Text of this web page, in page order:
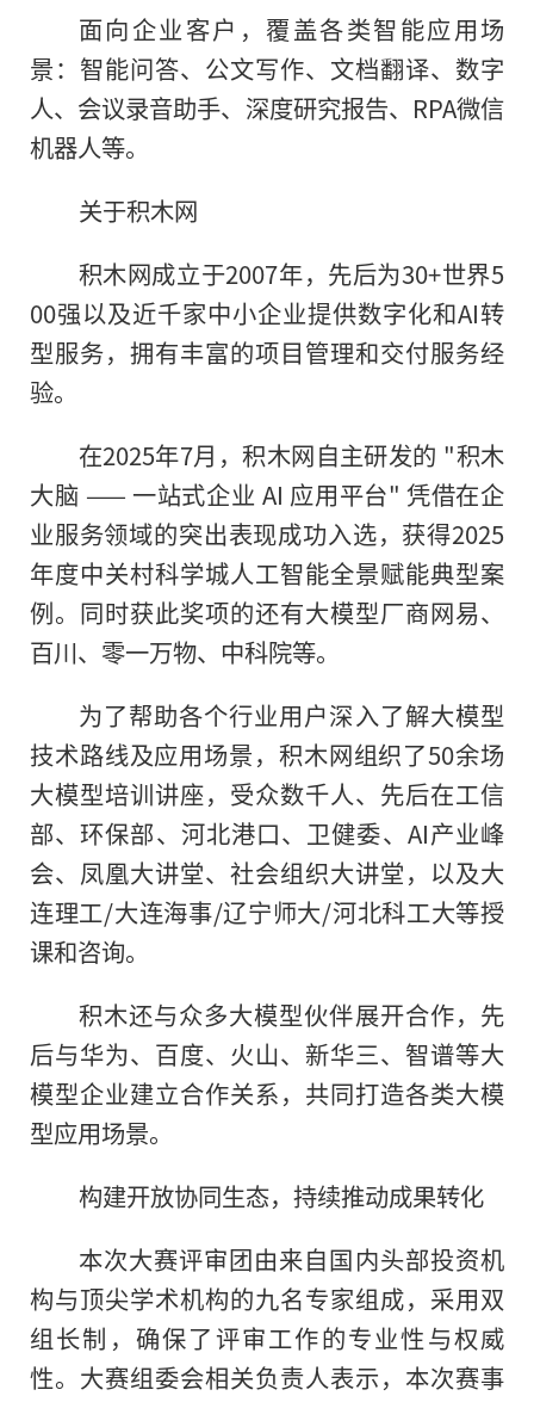
面向企业客户，覆盖各类智能应用场
景：智能问答、公文写作、文档翻译、数字
人、会议录音助手、深度研究报告、RPA微信
机器人等。
关于积木网
积木网成立于2007年，先后为30+世界5
00强以及近千家中小企业提供数字化和AI转
型服务，拥有丰富的项目管理和交付服务经
验。
在2025年7月，积木网自主研发的 "积木
大脑 —— 一站式企业 AI 应用平台" 凭借在企
业服务领域的突出表现成功入选，获得2025
年度中关村科学城人工智能全景赋能典型案
例。同时获此奖项的还有大模型厂商网易、
百川、零一万物、中科院等。
为了帮助各个行业用户深入了解大模型
技术路线及应用场景，积木网组织了50余场
大模型培训讲座，受众数千人、先后在工信
部、环保部、河北港口、卫健委、AI产业峰
会、凤凰大讲堂、社会组织大讲堂，以及大
连理工/大连海事/辽宁师大/河北科工大等授
课和咨询。
积木还与众多大模型伙伴展开合作，先
后与华为、百度、火山、新华三、智谱等大
模型企业建立合作关系，共同打造各类大模
型应用场景。
构建开放协同生态，持续推动成果转化
本次大赛评审团由来自国内头部投资机
构与顶尖学术机构的九名专家组成，采用双
组长制，确保了评审工作的专业性与权威
性。大赛组委会相关负责人表示，本次赛事